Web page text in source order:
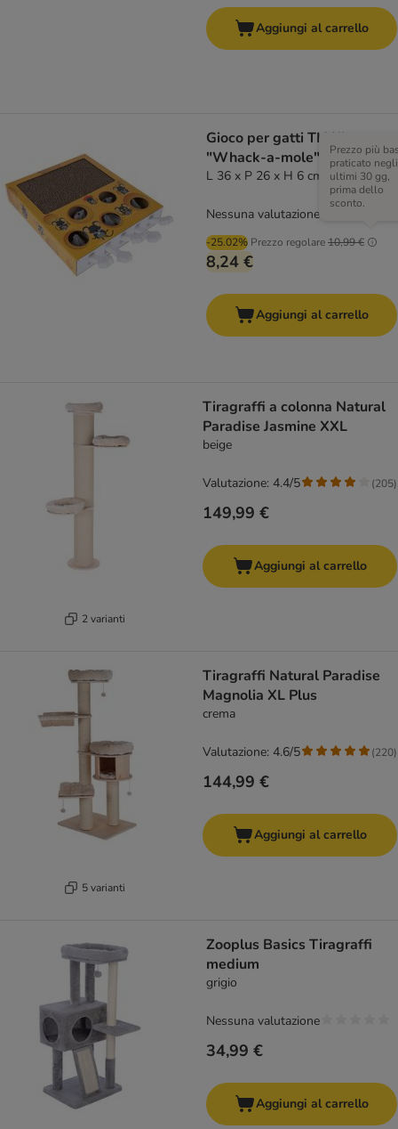
Aggiungi al carrello
Gioco per gatti TIAKI
"Whack-a-mole" 2 in 1
L 36 x P 26 x H 6 cm
-25.02% Prezzo regolare10,99 €
Prezzo più
praticato negli
ultimi 30 gg,
prima dello
sconto.
8,24 €
Nessuna valutazione
Aggiungi al carrello
2 varianti
Tiragraffi a colonna Natural
Paradise Jasmine XXL
beige
149,99 €
Valutazione: 4.4/5 (205)
Aggiungi al carrello
5 varianti
Tiragraffi Natural Paradise
Magnolia XL Plus
crema
144,99 €
Valutazione: 4.6/5 (220)
Aggiungi al carrello
Zooplus Basics Tiragraffi
medium
grigio
34,99 €
Nessuna valutazione
Aggiungi al carrello